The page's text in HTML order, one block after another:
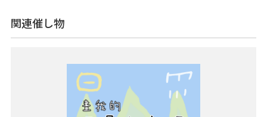
関連催し物